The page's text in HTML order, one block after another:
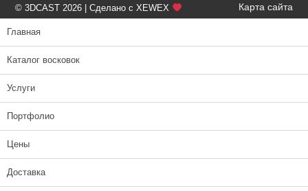
© 3DCAST 2026 | Сделано с XEWEX Карта сайта
Главная
Каталог восковок
Услуги
Портфолио
Цены
Доставка